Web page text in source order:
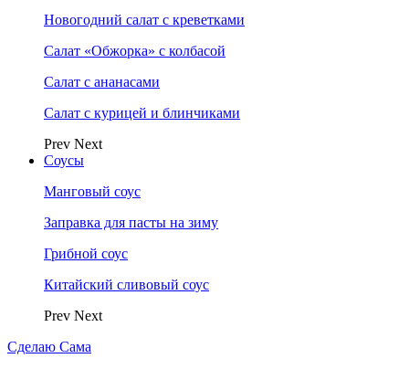
Новогодний салат с креветками
Салат «Обжорка» с колбасой
Салат с ананасами
Салат с курицей и блинчиками
Prev Next
Соусы
Манговый соус
Заправка для пасты на зиму
Грибной соус
Китайский сливовый соус
Prev Next
Сделаю Сама